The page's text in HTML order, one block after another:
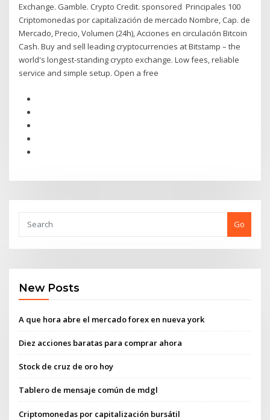
Exchange. Gamble. Crypto Credit. sponsored Principales 100
Criptomonedas por capitalización de mercado Nombre, Cap. de
Mercado, Precio, Volumen (24h), Acciones en circulación Bitcoin
Cash. Buy and sell leading cryptocurrencies at Bitstamp – the
world's longest-standing crypto exchange. Low fees, reliable
service and simple setup. Open a free
Go
New Posts
A que hora abre el mercado forex en nueva york
Diez acciones baratas para comprar ahora
Stock de cruz de oro hoy
Tablero de mensaje común de mdgl
Criptomonedas por capitalización bursátil